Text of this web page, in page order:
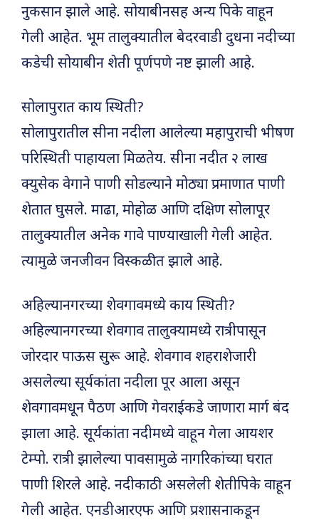
नुकसान झाले आहे. सोयाबीनसह अन्य पिके वाहून
गेली आहेत. भूम तालुक्यातील बेदरवाडी दुधना नदीच्या
कडेची सोयाबीन शेती पूर्णपणे नष्ट झाली आहे.
सोलापुरात काय स्थिती?
सोलापुरातील सीना नदीला आलेल्या महापुराची भीषण
परिस्थिती पाहायला मिळतेय. सीना नदीत २ लाख
क्युसेक वेगाने पाणी सोडल्याने मोठ्या प्रमाणात पाणी
शेतात घुसले. माढा, मोहोळ आणि दक्षिण सोलापूर
तालुक्यातील अनेक गावे पाण्याखाली गेली आहेत.
त्यामुळे जनजीवन विस्कळीत झाले आहे.
अहिल्यानगरच्या शेवगावमध्ये काय स्थिती?
अहिल्यानगरच्या शेवगाव तालुक्यामध्ये रात्रीपासून
जोरदार पाऊस सुरू आहे. शेवगाव शहराशेजारी
असलेल्या सूर्यकांता नदीला पूर आला असून
शेवगावमधून पैठण आणि गेवराईकडे जाणारा मार्ग बंद
झाला आहे. सूर्यकांता नदीमध्ये वाहून गेला आयशर
टेम्पो. रात्री झालेल्या पावसामुळे नागरिकांच्या घरात
पाणी शिरले आहे. नदीकाठी असलेली शेतीपिके वाहून
गेली आहेत. एनडीआरएफ आणि प्रशासनाकडून